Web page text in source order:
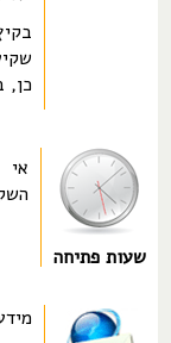
כן,
שעות פתיחה
אי